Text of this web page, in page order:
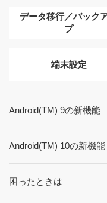
データ移行／バック
プ
端末設定
Android(TM) 9の新機能
Android(TM) 10の新機能
困ったときは